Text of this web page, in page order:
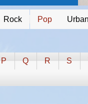
Rock Pop
P Q R S